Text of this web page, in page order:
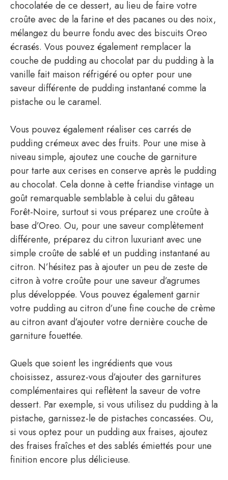
chocolatée de ce dessert, au lieu de faire votre
croûte avec de la farine et des pacanes ou des noix,
mélangez du beurre fondu avec des biscuits Oreo
écrasés. Vous pouvez également remplacer la
couche de pudding au chocolat par du pudding à la
vanille fait maison réfrigéré ou opter pour une
saveur différente de pudding instantané comme la
pistache ou le caramel.
Vous pouvez également réaliser ces carrés de
pudding crémeux avec des fruits. Pour une mise à
niveau simple, ajoutez une couche de garniture
pour tarte aux cerises en conserve après le pudding
au chocolat. Cela donne à cette friandise vintage un
goût remarquable semblable à celui du gâteau
Forêt-Noire, surtout si vous préparez une croûte à
base d’Oreo. Ou, pour une saveur complètement
différente, préparez du citron luxuriant avec une
simple croûte de sablé et un pudding instantané au
citron. N’hésitez pas à ajouter un peu de zeste de
citron à votre croûte pour une saveur d’agrumes
plus développée. Vous pouvez également garnir
votre pudding au citron d’une fine couche de crème
au citron avant d’ajouter votre dernière couche de
garniture fouettée.
Quels que soient les ingrédients que vous
choisissez, assurez-vous d’ajouter des garnitures
complémentaires qui reflètent la saveur de votre
dessert. Par exemple, si vous utilisez du pudding à la
pistache, garnissez-le de pistaches concassées. Ou,
si vous optez pour un pudding aux fraises, ajoutez
des fraises fraîches et des sablés émiettés pour une
finition encore plus délicieuse.